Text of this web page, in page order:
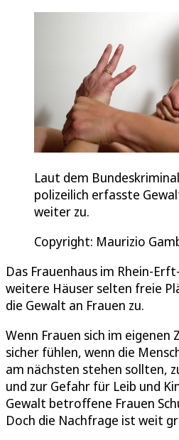
Laut dem
polizeilich erfasste
weiter zu.
Copyright: Maurizio
Das Frauenhaus im Rhein-
weitere Häuser selten freie
die Gewalt an Frauen zu.
Wenn Frauen sich im eigenen
sicher fühlen, wenn die
am nächsten stehen sollten,
und zur Gefahr für Leib und
Gewalt betroffene Frauen
Doch die Nachfrage ist weit